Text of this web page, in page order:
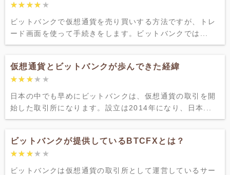
★★★★★
★★★★★
ビットバンクで仮想通貨を売り買いする方法ですが、トレ
ード画面を使って手続きをします。ビットバンクでは...
仮想通貨とビットバンクが歩んできた経緯
★★★★★
★★★★★
日本の中でも早めにビットバンクは、仮想通貨の取引を開
始した取引所になります。設立は2014年になり、日本...
ビットバンクが提供しているBTCFXとは？
★★★★★
★★★★★
ビットバンクは仮想通貨の取引所として運営しているサー